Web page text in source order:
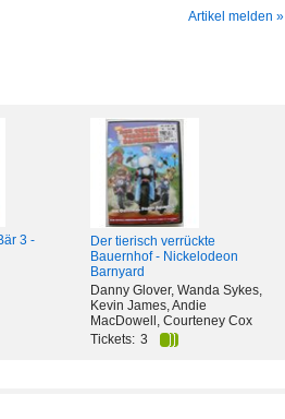
Artikel melden »
3 -
Der tierisch verrückte
Bauernhof - Nickelodeon
Barnyard
Danny Glover, Wanda Sykes,
Kevin James, Andie
MacDowell, Courteney Cox
Tickets: 3